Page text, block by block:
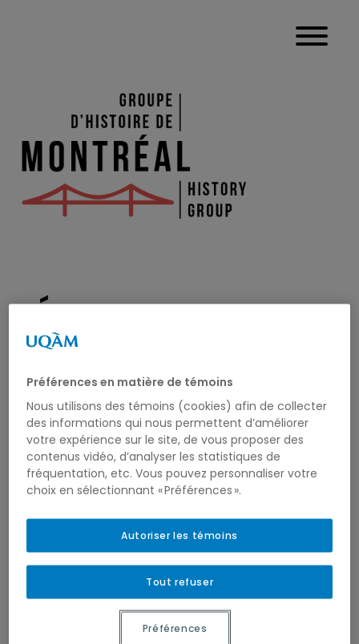
ÉCRIRE LA VILLE
c
e
a
il
Préférences en matière de témoins
Nous utilisons des témoins (cookies) afin de collecter
des informations qui nous permettent d’améliorer
votre expérience sur le site, de vous proposer des
contenus vidéo, d’analyser les statistiques de
fréquentation, etc. Vous pouvez personnaliser votre
choix en sélectionnant « Préférences ».
Tout refuser
Autoriser les témoins
Préférences